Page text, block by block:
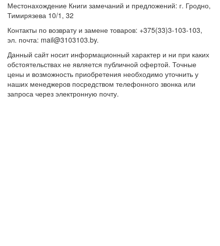
Местонахождение Книги замечаний и предложений: г. Гродно,
Тимирязева 10/1, 32
Контакты по возврату и замене товаров: +375(33)3-103-103,
эл. почта: mail@3103103.by.
Данный сайт носит информационный характер и ни при каких
обстоятельствах не является публичной офертой. Точные
цены и возможность приобретения необходимо уточнить у
наших менеджеров посредством телефонного звонка или
запроса через электронную почту.